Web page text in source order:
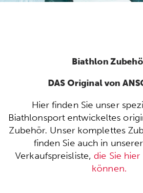
Biathlon
DAS Original von
Hier finden Sie unser
Biathlonsport entwickeltes
Zubehör. Unser komplettes
finden Sie auch in
Verkaufspreisliste, die Sie
können.